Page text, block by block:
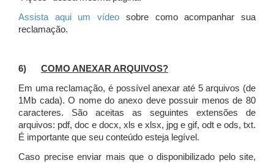
Assista aqui um vídeo sobre como acompanhar sua
reclamação.
6) COMO ANEXAR ARQUIVOS?
Em uma reclamação, é possível anexar até 5 arquivos (de
1Mb cada). O nome do anexo deve possuir menos de 80
caracteres. São aceitas as seguintes extensões de
arquivos: pdf, doc e docx, xls e xlsx, jpg e gif, odt e ods, txt.
É importante que seu conteúdo esteja legível.
Caso precise enviar mais que o disponibilizado pelo site,